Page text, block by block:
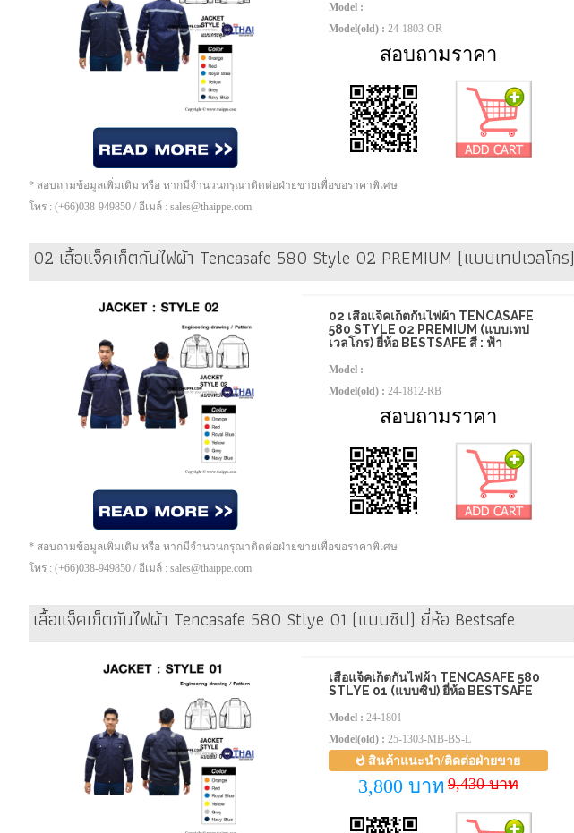
Model :
Model(old) : 24-1803-OR
สอบถามราคา
* สอบถามข้อมูลเพิ่มเติม หรือ หากมีจำนวนกรุณาติดต่อฝ่ายขายเพื่อขอราคาพิเศษ
โทร : (+66)038-949850 / อีเมล์ : sales@thaippe.com
02 เสื้อแจ็คเก็ตกันไฟผ้า Tencasafe 580 Style 02 PREMIUM (แบบเทปเวลโก
02 เสื้อแจ็คเก็ตกันไฟผ้า TENCASAFE
580 STYLE 02 PREMIUM (แบบเทป
เวลโกร) ยี่ห้อ BESTSAFE สี : ฟ้า
Model :
Model(old) : 24-1812-RB
สอบถามราคา
* สอบถามข้อมูลเพิ่มเติม หรือ หากมีจำนวนกรุณาติดต่อฝ่ายขายเพื่อขอราคาพิเศษ
โทร : (+66)038-949850 / อีเมล์ : sales@thaippe.com
เสื้อแจ็คเก็ตกันไฟผ้า Tencasafe 580 Stlye 01 (แบบซิป) ยี่ห้อ Bestsafe
เสื้อแจ็คเก็ตกันไฟผ้า TENCASAFE 580
STLYE 01 (แบบซิป) ยี่ห้อ BESTSAFE
Model : 24-1801
Model(old) : 25-1303-MB-BS-L
สินค้าแนะนำ/ติดต่อฝ่ายขาย
3,800 บาท 9,430 บาท